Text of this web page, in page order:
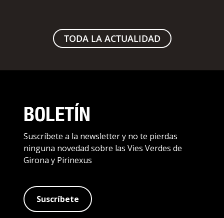
TODA LA ACTUALIDAD
BOLETÍN
Suscríbete a la newsletter y no te pierdas
ninguna novedad sobre las Vies Verdes de
Girona y Pirinexus
Suscríbete